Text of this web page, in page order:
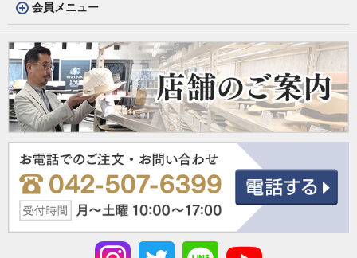
会員メニュー